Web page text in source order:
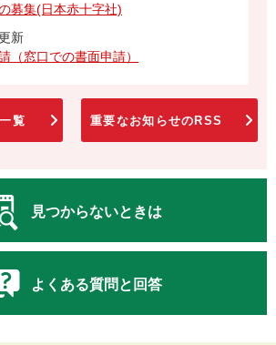
募集(日本赤十字社)
新
（窓口での書面申請）
覧 重要なお知らせのRSS
見つからないときは
よくある質問と回答